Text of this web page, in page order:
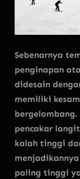
Sebenarnya
penginapan
didesain
memiliki
bergelombang.
pencakar
kalah tinggi
paling tinggi